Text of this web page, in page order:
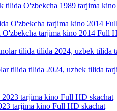
tilida O'zbekcha 1989 tarjima
tarjima kino 2014 Full
tilida tilida 2024, uzbek tilida
tarjima kino Full HD skachat